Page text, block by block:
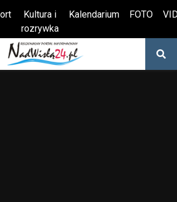
Kultura i
rozrywka
Kalendarium FOTO